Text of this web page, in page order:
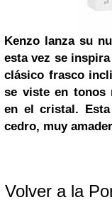
Kenzo lanza su
esta vez se
clásico frasco
se viste en tonos
en el cristal.
cedro, muy
Volver a la